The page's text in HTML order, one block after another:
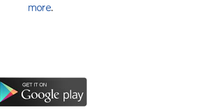
more.